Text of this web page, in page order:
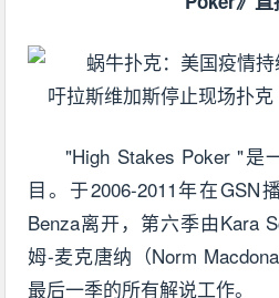
"High Stakes Poker "是
目。于2006-2011年在GSN
Benza离开，第六季由Kara
姆-麦克唐纳（Norm
最后一季的所有解说工作。